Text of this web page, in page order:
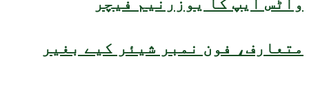
واٹس ایپ کا یوزرنیم فیچر
متعارف، فون نمبر شیئر کیے بغیر